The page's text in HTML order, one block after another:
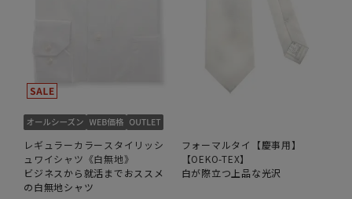
レギュラーカラースタイリッシ
ュワイシャツ《白無地》
ビジネスから就活までおススメ
の白無地シャツ
フォーマルタイ【慶事用】
【OEKO-TEX】
白が際立つ上品な光沢